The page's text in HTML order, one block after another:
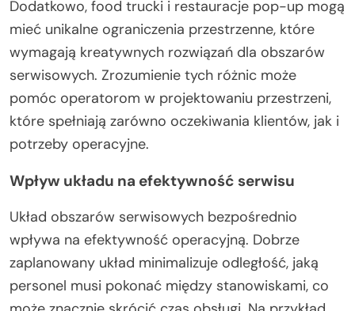
Dodatkowo, food trucki i restauracje pop-up mogą
mieć unikalne ograniczenia przestrzenne, które
wymagają kreatywnych rozwiązań dla obszarów
serwisowych. Zrozumienie tych różnic może
pomóc operatorom w projektowaniu przestrzeni,
które spełniają zarówno oczekiwania klientów, jak i
potrzeby operacyjne.
Wpływ układu na efektywność serwisu
Układ obszarów serwisowych bezpośrednio
wpływa na efektywność operacyjną. Dobrze
zaplanowany układ minimalizuje odległość, jaką
personel musi pokonać między stanowiskami, co